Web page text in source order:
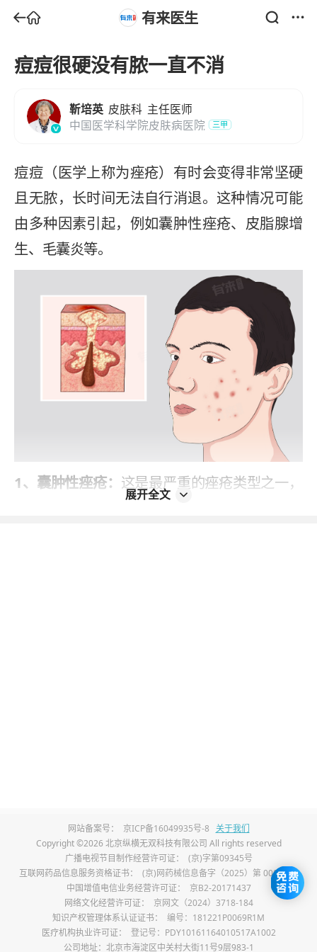
有来医生
痘痘很硬没有脓一直不消
靳培英 皮肤科 主任医师
中国医学科学院皮肤病医院
三甲
痘痘（医学上称为痤疮）有时会变得非常坚硬
且无脓，长时间无法自行消退。这种情况可能
由多种因素引起，例如囊肿性痤疮、皮脂腺增
生、毛囊炎等。
1、囊肿性痤疮： 这是最严重的痤疮类型之一，
物感染毛囊引起的炎症反应，常表现为红色、
硬块状的丘疹。局部应用抗菌药膏或口服抗生
素是常见的治疗方法。在某些情况下，医生可
能会开具抗真菌药物来控制感染。
4、脂肪瘤：虽然不太常见，但在某些情况下，
展开全文
网站备案号： 京ICP备16049935号-8 关于我们
Copyright ©2026 北京纵横无双科技有限公司 All rights reserved
广播电视节目制作经营许可证：
(京)字第09345号
互联网药品信息服务资格证书：
(京)网药械信息备字（2025）第 00017 号
中国增值电信业务经营许可证：
京B2-20171437
网络文化经营许可证：
京网文（2024）3718-184
知识产权管理体系认证证书：
编号：181221P0069R1M
医疗机构执业许可证：
登记号：PDY10161164010517A1002
公司地址：北京市海淀区中关村大街11号9层983-1